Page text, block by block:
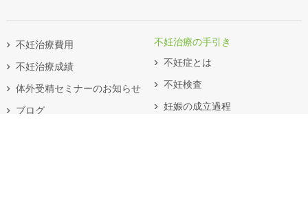
不妊治療費用
不妊治療成績
体外受精セミナーのお知らせ
ブログ
不妊治療の手引き
不妊症とは
不妊検査
妊娠の成立過程